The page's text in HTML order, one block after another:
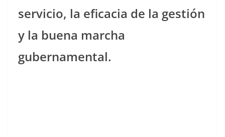
servicio, la eficacia de la gestión
y la buena marcha
gubernamental.